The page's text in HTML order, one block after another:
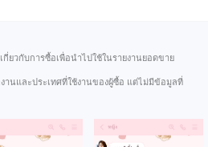
กี่ยวกับการซื้อเพื่อนำไปใช้ในรายงานยอดขาย
านและประเทศที่ใช้งานของผู้ซื้อ แต่ไม่มีข้อมูลที่